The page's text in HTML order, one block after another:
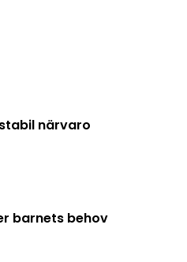
närvaro
barnets behov